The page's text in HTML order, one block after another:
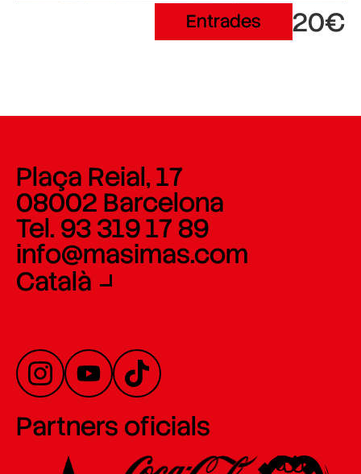
Entrades 20€
Plaça Reial, 17
08002 Barcelona
Tel. 93 319 17 89
info@masimas.com
Català
Partners oficials